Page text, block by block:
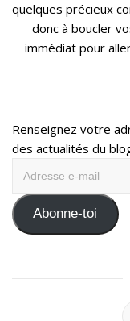
quelques précieux
donc à boucler
immédiat pour
Renseignez votre
des actualités du
mail Abonne-toi